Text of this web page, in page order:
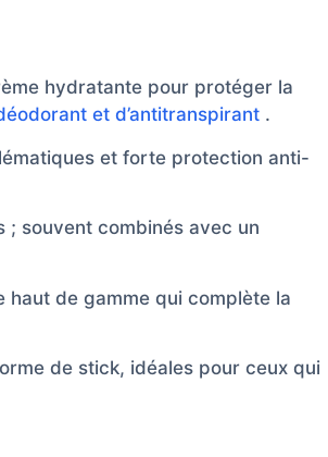
hydratante pour protéger la
et d’antitranspirant .
et forte protection anti-
; souvent combinés avec un
haut de gamme qui complète la
de stick, idéales pour ceux qui